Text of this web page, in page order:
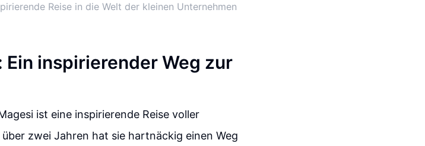
Reise in die Welt der kleinen Unternehmen
inspirierender Weg zur
ist eine inspirierende Reise voller
zwei Jahren hat sie hartnäckig einen Weg